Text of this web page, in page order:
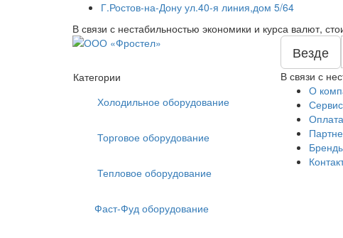
Г.Ростов-на-Дону ул.40-я линия,дом 5/64
В связи с нестабильностью экономики и курса валют,
Везде
В связи с
О
Категории
Холодильное оборудование
Торговое оборудование
Тепловое оборудование
Фаст-Фуд оборудование